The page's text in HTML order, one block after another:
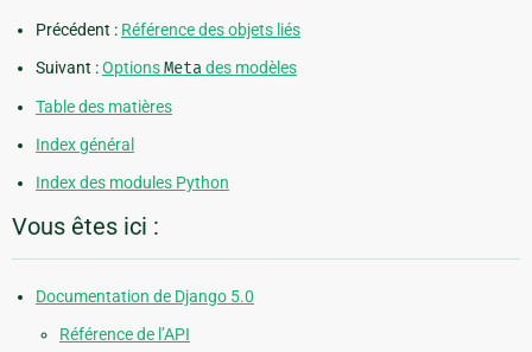
Précédent : Référence des objets liés
Suivant :OptionsMetades modèles
Table des matières
Index général
Index des modules Python
Vous êtes ici :
Documentation de Django 5.0
Référence de l’API